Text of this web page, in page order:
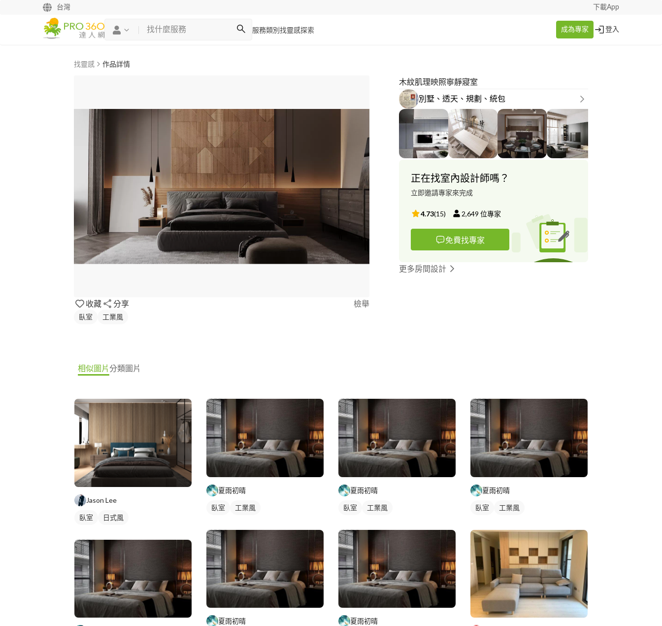
台灣 下載App
服務類別 找靈感探索 成為專家 登入
找靈感 作品詳情
收藏 分享 檢舉
臥室 工業風
木紋肌理映照寧靜寢室
別墅、透天、規劃、統包
正在找室內設計師嗎？
立即邀請專家來完成
4.73(15) 2,649 位專家
免費找專家
更多房間設計
相似圖片分類圖片
Jason Lee
臥室 日式風
夏雨初晴
臥室 工業風
夏雨初晴
夏雨初晴
臥室 工業風
夏雨初晴
夏雨初晴
臥室 工業風